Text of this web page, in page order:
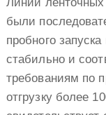
были
пробного
стабильно и
требованиям по
отгрузку более